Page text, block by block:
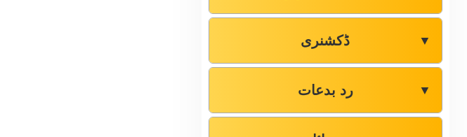
ڈکشنری ▼
رد بدعات ▼